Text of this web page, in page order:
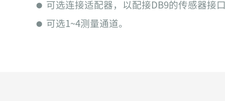
⬤ 可选连接适配器，以配接DB9的传感器接
⬤ 可选1~4测量通道。